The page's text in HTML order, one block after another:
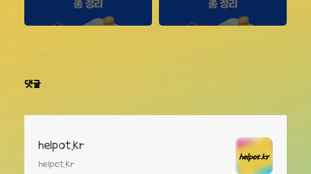
댓글
helpot.kr
helpot.kr